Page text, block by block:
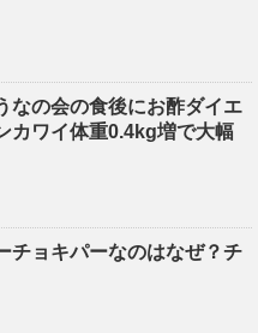
なの会の食後にお酢ダイエ
カワイ体重0.4kg増で大幅
チョキパーなのはなぜ？チ